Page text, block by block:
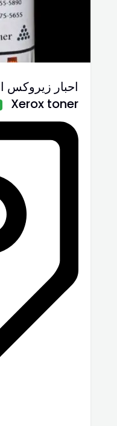
احبار
Xerox toner